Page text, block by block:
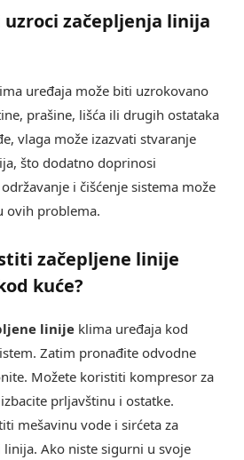
uzroci začepljenja linija
uređaja može biti uzrokovano
prašine, lišća ili drugih ostataka
vlaga može izazvati stvaranje
što dodatno doprinosi
i čišćenje sistema može
ovih problema.
začepljene linije
kuće?
linije klima uređaja kod
Zatim pronađite odvodne
Možete koristiti kompresor za
prljavštinu i ostatke.
mešavinu vode i sirćeta za
Ako niste sigurni u svoje